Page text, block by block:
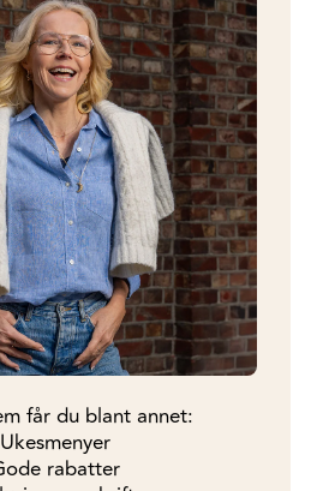
får du blant annet:
rabatter